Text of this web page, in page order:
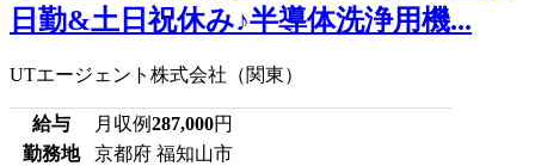
日勤&土日祝休み♪半導体洗浄用機...
UTエージェント株式会社（関東）
給与 月収例287,000円
勤務地
京都府 福知山市